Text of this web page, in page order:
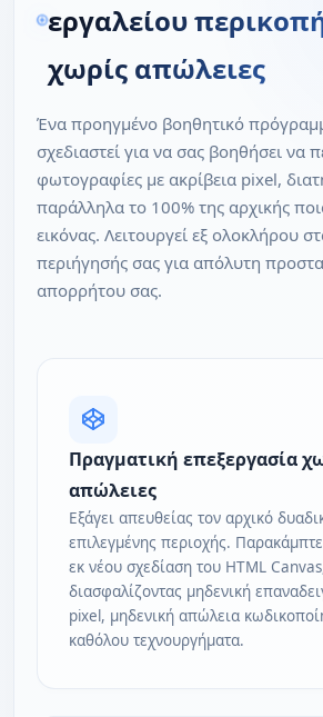
εργαλείου
χωρίς απώλειες
Ένα προηγμένο βοηθητικό
σχεδιαστεί για να σας βοηθήσει να
φωτογραφίες με ακρίβεια pixel,
παράλληλα το 100% της αρχικής
εικόνας. Λειτουργεί εξ ολοκλήρου
περιήγησής σας για απόλυτη
απορρήτου σας.
Πραγματική επεξεργασία
απώλειες
Εξάγει απευθείας τον αρχικό
επιλεγμένης περιοχής.
εκ νέου σχεδίαση του HTML
διασφαλίζοντας μηδενική
pixel, μηδενική απώλεια
καθόλου τεχνουργήματα.